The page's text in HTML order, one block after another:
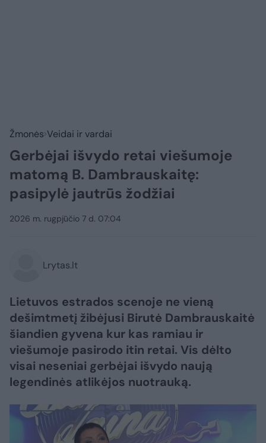
Žmonės Veidai ir vardai
Gerbėjai išvydo retai viešumoje
matomą B. Dambrauskaitę:
pasipylė jautrūs žodžiai
2026 m. rugpjūčio 7 d. 07:04
Lrytas.lt
Lietuvos estrados scenoje ne vieną
dešimtmetį žibėjusi Birutė Dambrauskaitė
šiandien gyvena kur kas ramiau ir
viešumoje pasirodo itin retai. Vis dėlto
visai neseniai gerbėjai išvydo naują
legendinės atlikėjos nuotrauką.